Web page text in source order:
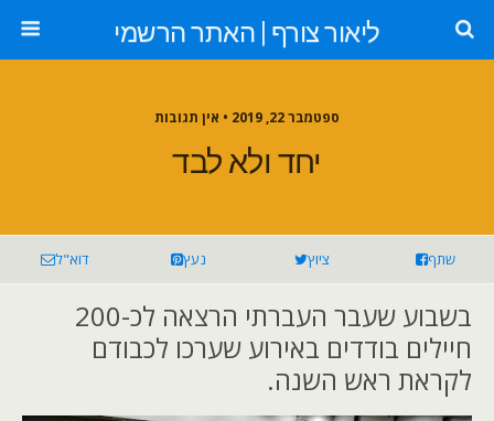
ליאור צורף | האתר הרשמי
ספטמבר 22, 2019 • אין תגובות
יחד ולא לבד
שתף ציוץ נעץ דוא"ל
בשבוע שעבר העברתי הרצאה לכ-200
חיילים בודדים באירוע שערכו לכבודם
לקראת ראש השנה.